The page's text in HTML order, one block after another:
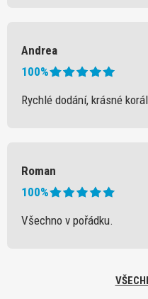
Andrea
100%
Rychlé dodání, krásné
Roman
100%
Všechno v pořádku.